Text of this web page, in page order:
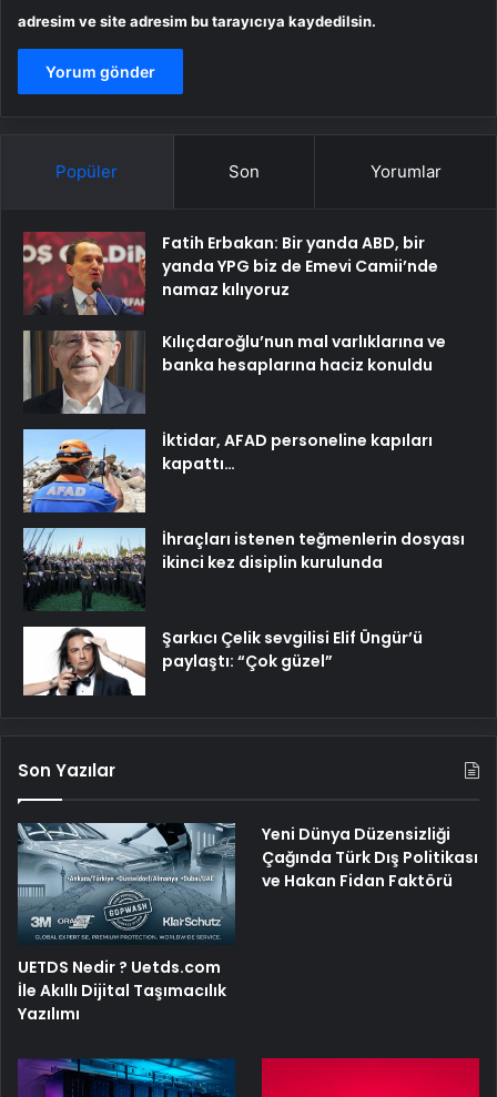
adresim ve site adresim bu tarayıcıya kaydedilsin.
Popüler Son Yorumlar
Fatih Erbakan: Bir yanda ABD, bir
yanda YPG biz de Emevi Camii’nde
namaz kılıyoruz
Kılıçdaroğlu’nun mal varlıklarına ve
banka hesaplarına haciz konuldu
İktidar, AFAD personeline kapıları
kapattı…
İhraçları istenen teğmenlerin dosyası
ikinci kez disiplin kurulunda
Şarkıcı Çelik sevgilisi Elif Üngür’ü
paylaştı: “Çok güzel”
Son Yazılar
UETDS Nedir ? Uetds.com
İle Akıllı Dijital Taşımacılık
Yazılımı
Yeni Dünya Düzensizliği
Çağında Türk Dış Politikası
ve Hakan Fidan Faktörü